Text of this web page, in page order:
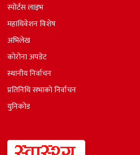
स्पोर्टस लाइभ
महाधिवेशन विशेष
अभिलेख
कोरोना अपडेट
स्थानीय निर्वाचन
प्रतिनिधि सभाकाे निर्वाचन
युनिकोड